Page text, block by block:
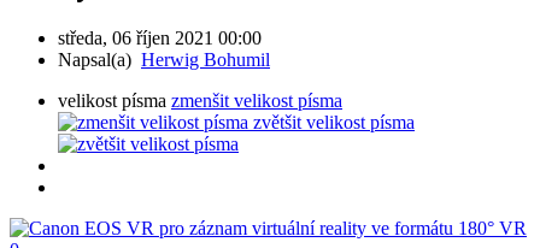
středa, 06 říjen 2021 00:00
Napsal(a) Herwig Bohumil
velikost písma zmenšit velikost písma
zvětšit velikost písma